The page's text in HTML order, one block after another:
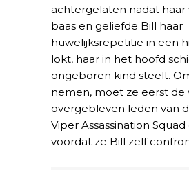
achtergelaten nadat haar
baas en geliefde Bill haar
huwelijksrepetitie in een
lokt, haar in het hoofd
ongeboren kind steelt.
nemen, moet ze eerst de
overgebleven leden van
Viper Assassination
voordat ze Bill zelf